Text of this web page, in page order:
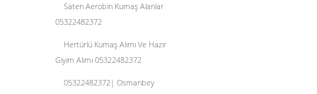
Saten Aerobin Kumaş Alanlar
05322482372
Hertürlü Kumaş Alımı Ve Hazır
Giyim Alımı 05322482372
05322482372| Osmanbey